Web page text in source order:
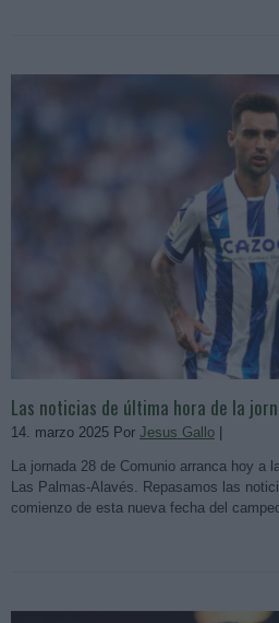
Las noticias de última hora de la
14. marzo 2025 Por Jesus Gallo |
La jornada 28 de Comunio arranca hoy a
Las Palmas-Alavés. Repasamos las
comienzo de esta nueva fecha del